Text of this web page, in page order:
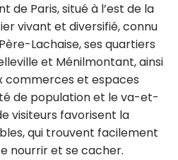
de Paris, situé à l’est de la
vivant et diversifié, connu
Lachaise, ses quartiers
et Ménilmontant, ainsi
commerces et espaces
de population et le va-et-
visiteurs favorisent la
qui trouvent facilement
nourrir et se cacher.